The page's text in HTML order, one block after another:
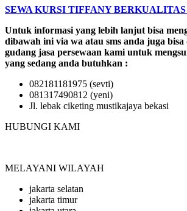
SEWA KURSI TIFFANY BERKUALITAS
Untuk informasi yang lebih lanjut bisa
dibawah ini via wa atau sms anda juga
gudang jasa persewaan kami untuk
yang sedang anda butuhkan :
082181181975 (sevti)
081317490812 (yeni)
Jl. lebak ciketing mustikajaya bekasi
HUBUNGI KAMI
MELAYANI WILAYAH
jakarta selatan
jakarta timur